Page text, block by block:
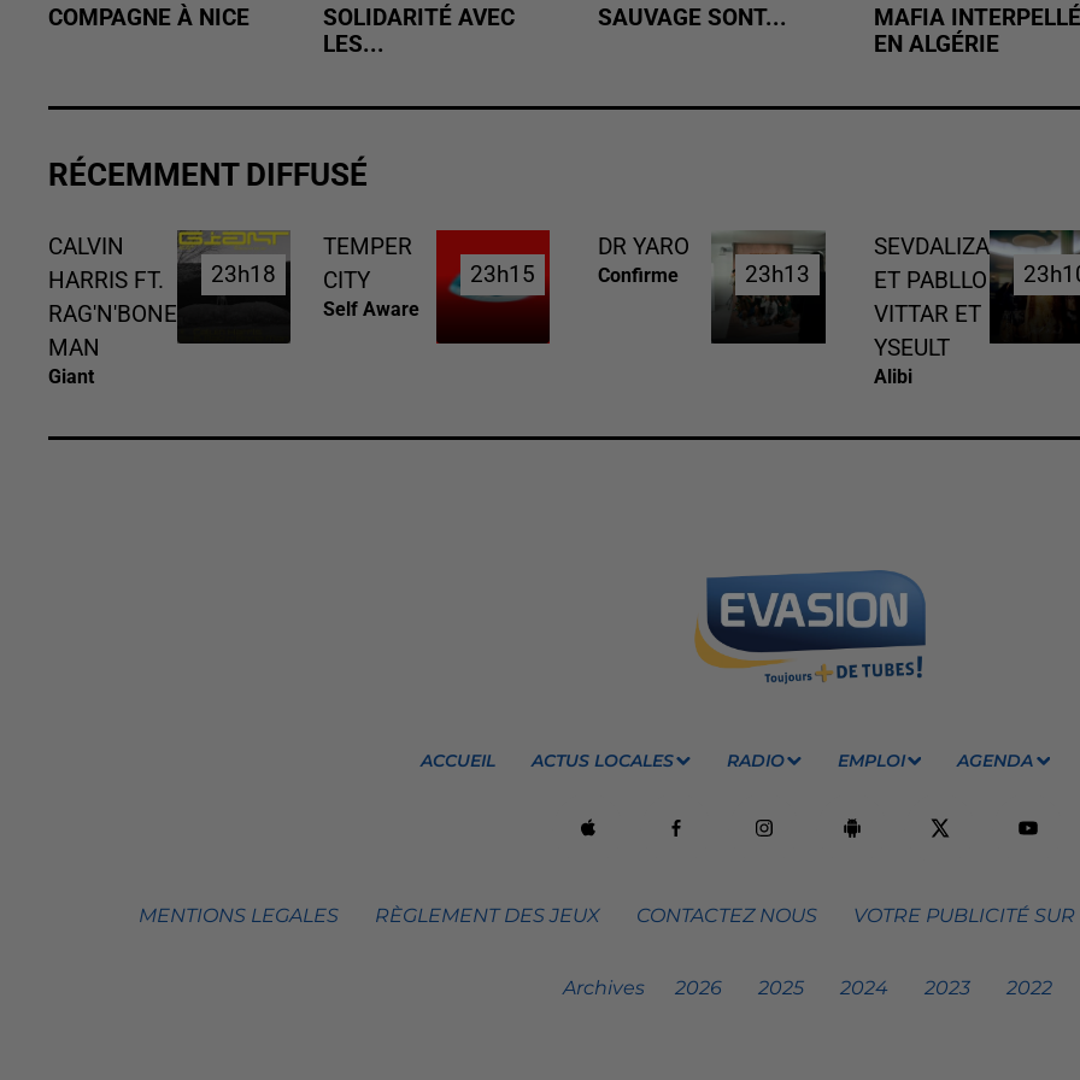
COMPAGNE À NICE
SOLIDARITÉ AVEC
LES...
SAUVAGE SONT...
MAFIA INTERPELLÉ
EN ALGÉRIE
RÉCEMMENT DIFFUSÉ
CALVIN
HARRIS FT.
RAG'N'BONE
MAN
Giant
23h18
23h18
TEMPER
CITY
Self Aware
23h15
23h15
DR YARO
Confirme 23h13
23h13
SEVDALIZA
ET PABLLO
VITTAR ET
YSEULT
Alibi
ACCUEIL ACTUS LOCALES RADIO EMPLOI AGENDA
MENTIONS LEGALES RÈGLEMENT DES JEUX CONTACTEZ NOUS VOTRE PUBLICITÉ
Archives 2026 2025 2024 2023 2022